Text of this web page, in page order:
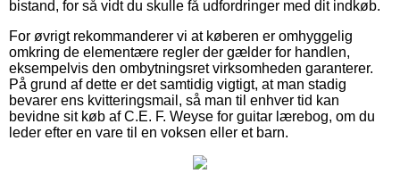
bistand, for så vidt du skulle få udfordringer med dit indkøb.
For øvrigt rekommanderer vi at køberen er omhyggelig
omkring de elementære regler der gælder for handlen,
eksempelvis den ombytningsret virksomheden garanterer.
På grund af dette er det samtidig vigtigt, at man stadig
bevarer ens kvitteringsmail, så man til enhver tid kan
bevidne sit køb af C.E. F. Weyse for guitar lærebog, om du
leder efter en vare til en voksen eller et barn.